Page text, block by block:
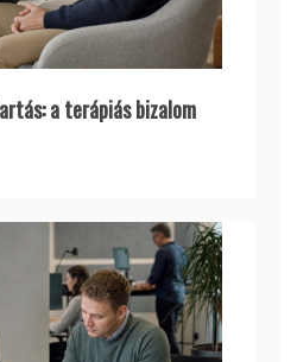
a terápiás bizalom